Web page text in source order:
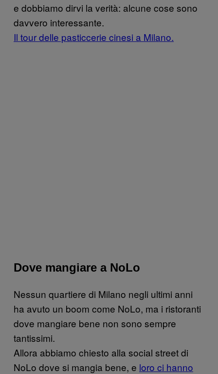
e dobbiamo dirvi la verità: alcune cose sono
davvero interessante.
Il tour delle pasticcerie cinesi a Milano.
Dove mangiare a NoLo
Nessun quartiere di Milano negli ultimi anni
ha avuto un boom come NoLo, ma i ristoranti
dove mangiare bene non sono sempre
tantissimi.
Allora abbiamo chiesto alla social street di
NoLo dove si mangia bene, e loro ci hanno